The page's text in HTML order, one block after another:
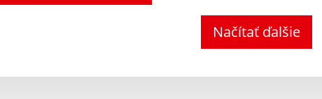
Načítať ďalšie